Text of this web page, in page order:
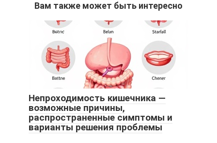
Вам также может быть интересно
Непроходимость кишечника —
возможные причины,
распространенные симптомы и
варианты решения проблемы